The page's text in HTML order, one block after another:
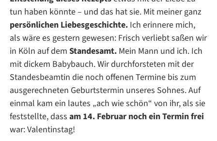
tun haben könnte – und das hat sie. Mit meiner ganz
persönlichen Liebesgeschichte. Ich erinnere mich,
als wäre es gestern gewesen: Frisch verliebt saßen wir
in Köln auf dem Standesamt. Mein Mann und ich. Ich
mit dickem Babybauch. Wir durchforsteten mit der
Standesbeamtin die noch offenen Termine bis zum
ausgerechneten Geburtstermin unseres Sohnes. Auf
einmal kam ein lautes „ach wie schön“ von ihr, als sie
feststellte, dass am 14. Februar noch ein Termin frei
war: Valentinstag!